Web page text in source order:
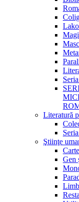
Literatură
Ştiinţe
Gen
Limb